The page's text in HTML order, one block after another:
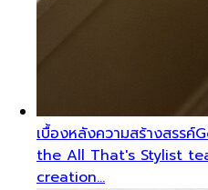
เบื้องหลังความสร้างสรรค์
the All That's Stylist
creation…